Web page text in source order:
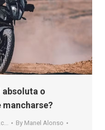
absoluta o
By Manel Alonso